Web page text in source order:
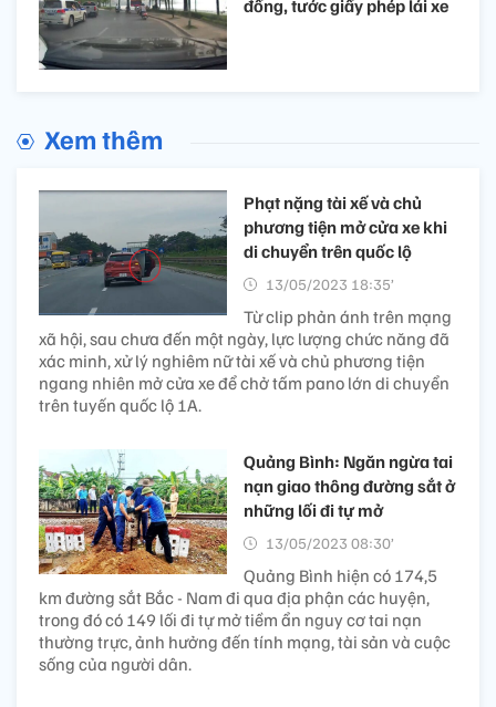
đồng, tước giấy phép lái xe
Xem thêm
Phạt nặng tài xế và chủ
phương tiện mở cửa xe khi
di chuyển trên quốc lộ
13/05/2023 18:35’
Từ clip phản ánh trên mạng
xã hội, sau chưa đến một ngày, lực lượng chức năng đã
xác minh, xử lý nghiêm nữ tài xế và chủ phương tiện
ngang nhiên mở cửa xe để chở tấm pano lớn di chuyển
trên tuyến quốc lộ 1A.
Quảng Bình: Ngăn ngừa tai
nạn giao thông đường sắt ở
những lối đi tự mở
13/05/2023 08:30’
Quảng Bình hiện có 174,5
km đường sắt Bắc - Nam đi qua địa phận các huyện,
trong đó có 149 lối đi tự mở tiềm ẩn nguy cơ tai nạn
thường trực, ảnh hưởng đến tính mạng, tài sản và cuộc
sống của người dân.